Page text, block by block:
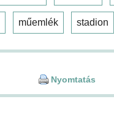
műemlék stadion
Nyomtatás